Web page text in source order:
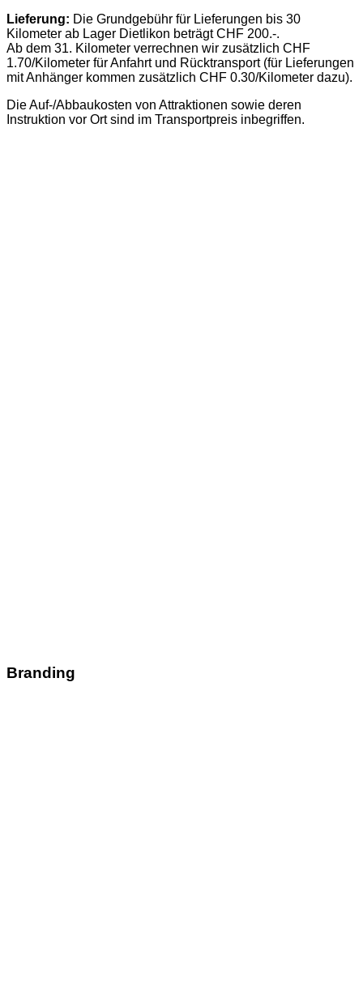
Lieferung: Die Grundgebühr für Lieferungen bis 30
Kilometer ab Lager Dietlikon beträgt CHF 200.-.
Ab dem 31. Kilometer verrechnen wir zusätzlich CHF
1.70/Kilometer für Anfahrt und Rücktransport (für Lieferungen
mit Anhänger kommen zusätzlich CHF 0.30/Kilometer dazu).
Die Auf-/Abbaukosten von Attraktionen sowie deren
Instruktion vor Ort sind im Transportpreis inbegriffen.
Branding